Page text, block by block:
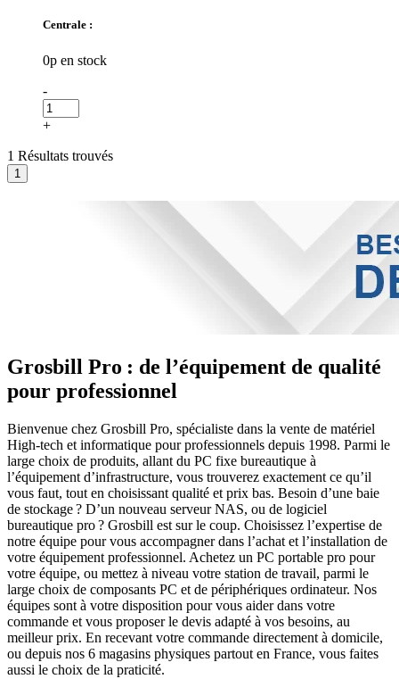
Centrale :
0p en stock
-
+
1 Résultats trouvés
Grosbill Pro : de l’équipement de qualité
pour professionnel
Bienvenue chez Grosbill Pro, spécialiste dans la vente de matériel
High-tech et informatique pour professionnels depuis 1998. Parmi le
large choix de produits, allant du PC fixe bureautique à
l’équipement d’infrastructure, vous trouverez exactement ce qu’il
vous faut, tout en choisissant qualité et prix bas. Besoin d’une baie
de stockage ? D’un nouveau serveur NAS, ou de logiciel
bureautique pro ? Grosbill est sur le coup. Choisissez l’expertise de
notre équipe pour vous accompagner dans l’achat et l’installation de
votre équipement professionnel. Achetez un PC portable pro pour
votre équipe, ou mettez à niveau votre station de travail, parmi le
large choix de composants PC et de périphériques ordinateur. Nos
équipes sont à votre disposition pour vous aider dans votre
commande et vous proposer le devis adapté à vos besoins, au
meilleur prix. En recevant votre commande directement à domicile,
ou depuis nos 6 magasins physiques partout en France, vous faites
aussi le choix de la praticité.